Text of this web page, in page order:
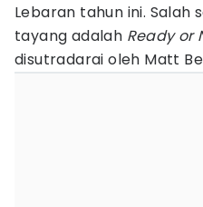
Lebaran tahun ini. Salah
tayang adalah Ready or
disutradarai oleh Matt